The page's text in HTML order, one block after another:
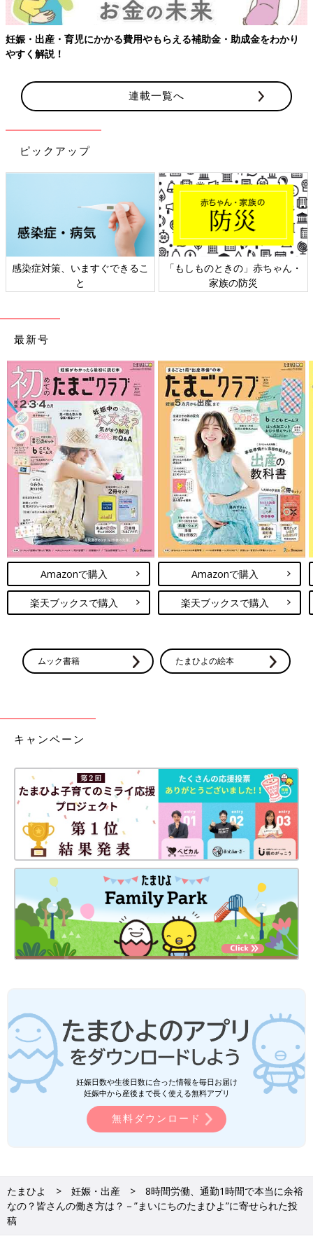
妊娠・出産・育児にかかる費用やもらえる補助金・助成金をわかり
やすく解説！
連載一覧へ
ピックアップ
感染症対策、いますぐできるこ
と
「もしものときの」赤ちゃん・
家族の防災
最新号
Amazonで購入
楽天ブックスで購入
Amazonで購入
楽天ブックスで購入
ムック書籍 たまひよの絵本
キャンペーン
妊娠日数や生後日数に合った情報を毎日お届け
妊娠中から産後まで長く使える無料アプリ
無料ダウンロード
たまひよ 妊娠・出産
8時間労働、通勤1時間で本当に余裕
なの？皆さんの働き方は？－”まいにちのたまひよ”に寄せられた投
稿